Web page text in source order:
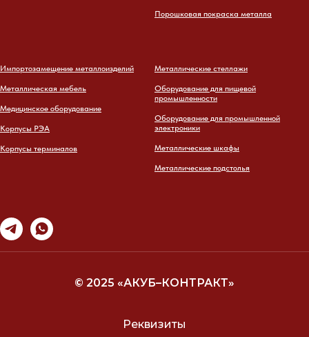
Порошковая покраска металла
Импортозамещение металлоизделий
Металлическая мебель
Медицинское оборудование
Корпусы РЭА
Корпусы терминалов
Металлические стеллажи
Оборудование для пищевой
промышленности
Оборудование для промышленной
электроники
Металлические шкафы
Металлические подстолья
Реквизиты
© 2025 «АКУБ–КОНТРАКТ»